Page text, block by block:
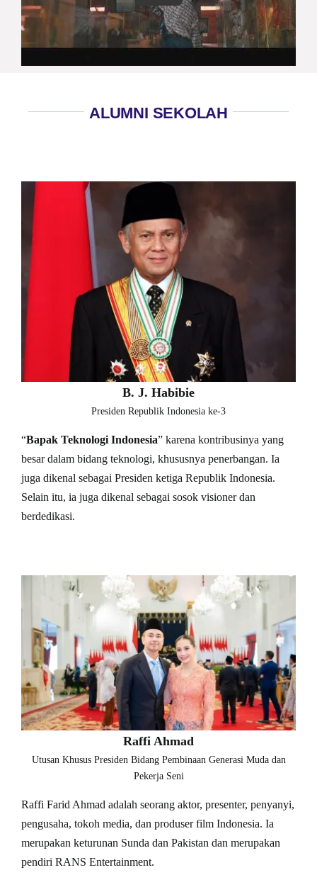
ALUMNI SEKOLAH
B. J. Habibie
Presiden Republik Indonesia ke-3
“Bapak Teknologi Indonesia” karena kontribusinya yang
besar dalam bidang teknologi, khususnya penerbangan. Ia
juga dikenal sebagai Presiden ketiga Republik Indonesia.
Selain itu, ia juga dikenal sebagai sosok visioner dan
berdedikasi.
Raffi Ahmad
Utusan Khusus Presiden Bidang Pembinaan Generasi Muda dan
Pekerja Seni
Raffi Farid Ahmad adalah seorang aktor, presenter, penyanyi,
pengusaha, tokoh media, dan produser film Indonesia. Ia
merupakan keturunan Sunda dan Pakistan dan merupakan
pendiri RANS Entertainment.